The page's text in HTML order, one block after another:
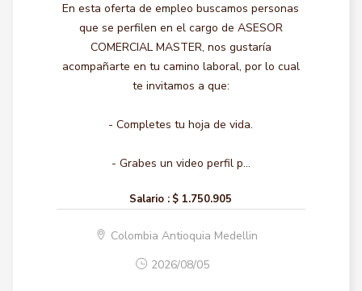
En esta oferta de empleo buscamos personas
que se perfilen en el cargo de ASESOR
COMERCIAL MASTER, nos gustaría
acompañarte en tu camino laboral, por lo cual
te invitamos a que:
- Completes tu hoja de vida.
- Grabes un video perfil p...
Salario : $ 1.750.905
Colombia Antioquia Medellin
2026/08/05